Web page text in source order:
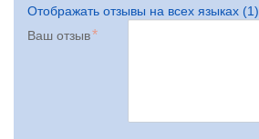
Отображать отзывы на всех языках (1)
Ваш отзыв